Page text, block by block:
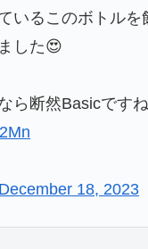
いるこのボトル
した😍
ら断然Basicです
December 18, 2023